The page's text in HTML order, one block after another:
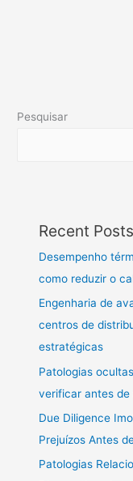
Pesquisar
Recent Posts
Desempenho
como reduzir o
Engenharia de
centros de
estratégicas
Patologias
verificar antes de
Due Diligence
Prejuízos Antes
Patologias